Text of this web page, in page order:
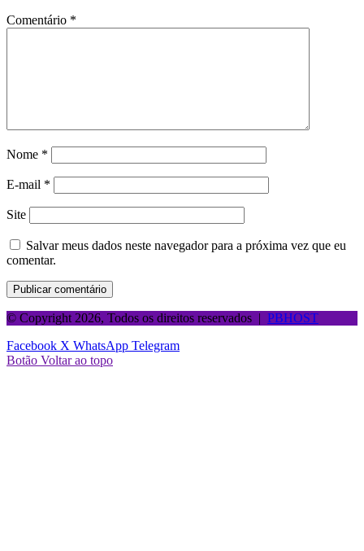
Comentário *
Nome *
E-mail *
Site
Salvar meus dados neste navegador para a próxima vez que eu
comentar.
© Copyright 2026, Todos os direitos reservados | PBHOST
Facebook X WhatsApp Telegram
Botão Voltar ao topo